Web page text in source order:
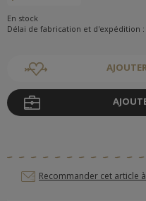
En stock
Délai de fabrication et d'expédition :
Recommander cet article